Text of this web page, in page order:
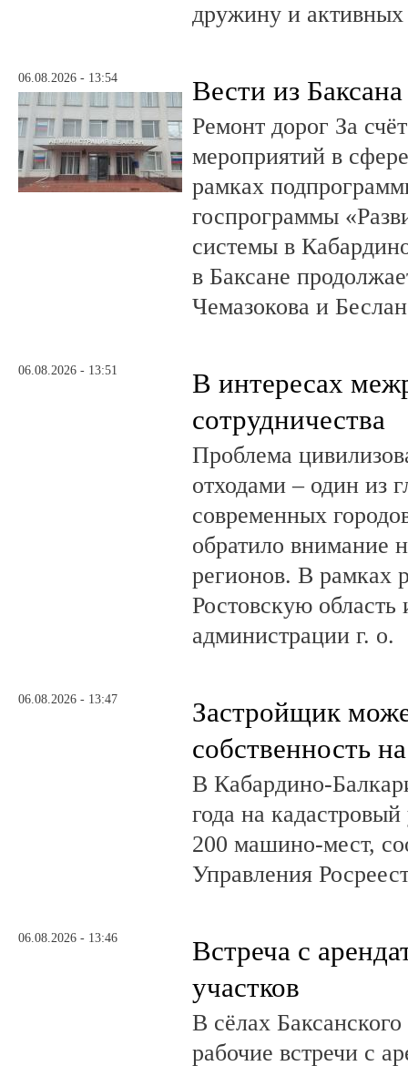
дружину и
06.08.2026 - 13:54 Вести из Баксана
Ремонт дорог За
мероприятий в
рамках
госпрограммы
системы в
в Баксане
Чемазокова и
06.08.2026 - 13:51
В интересах
сотрудничества
Проблема
отходами – один из
современных
обратило внимание
регионов. В рамках
Ростовскую
администрации г. о.
06.08.2026 - 13:47
Застройщик
собственность
В Кабардино-
года на
200 машино-мест,
Управления
06.08.2026 - 13:46
Встреча с
участков
В сёлах
рабочие встречи с